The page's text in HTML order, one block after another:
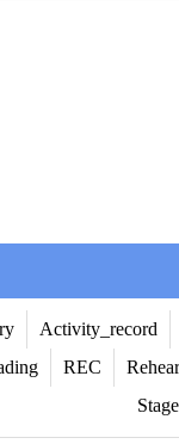
Activity_record
REC
Stage